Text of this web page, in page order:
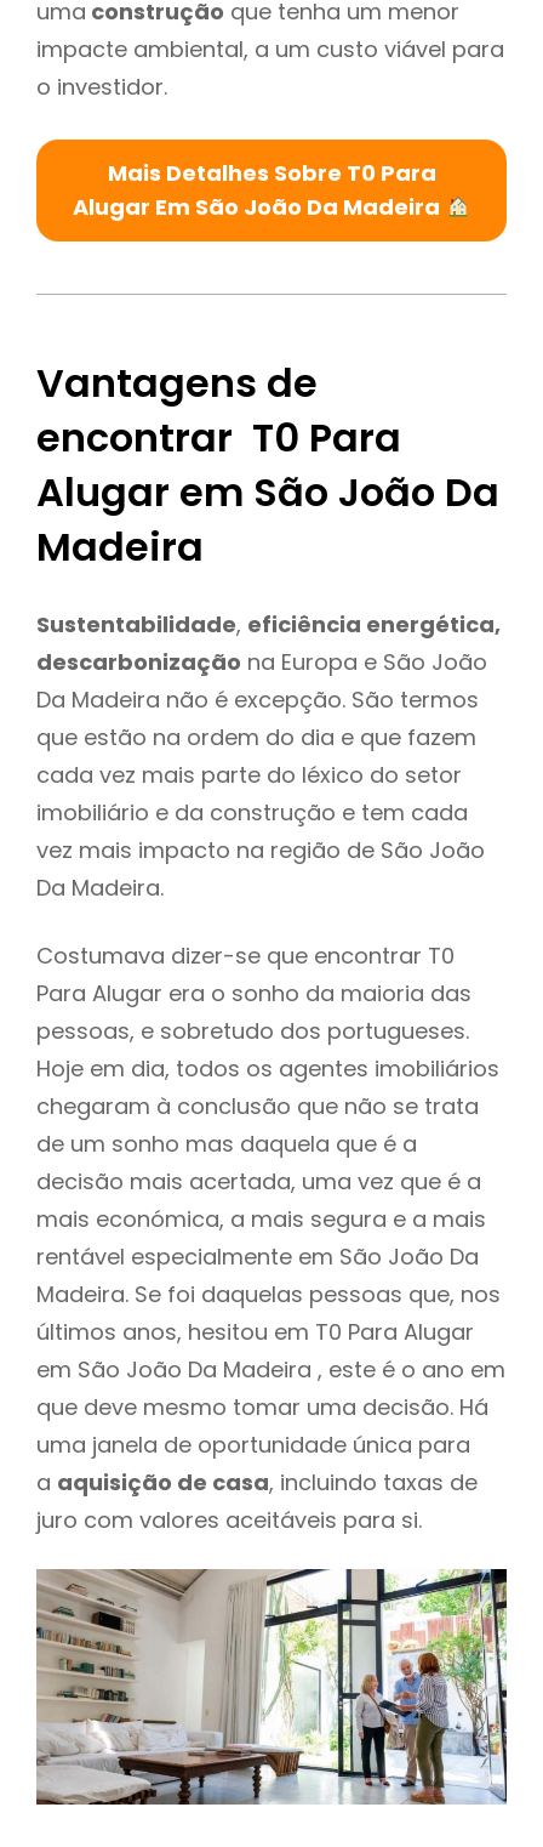
uma construção que tenha um menor
impacte ambiental, a um custo viável para
o investidor.
Mais Detalhes Sobre T0 Para
Alugar Em São João Da Madeira
Vantagens de
encontrar T0 Para
Alugar em São João Da
Madeira
Sustentabilidade, eficiência energética,
descarbonização na Europa e São João
Da Madeira não é excepção. São termos
que estão na ordem do dia e que fazem
cada vez mais parte do léxico do setor
imobiliário e da construção e tem cada
vez mais impacto na região de São João
Da Madeira.
Costumava dizer-se que encontrar T0
Para Alugar era o sonho da maioria das
pessoas, e sobretudo dos portugueses.
Hoje em dia, todos os agentes imobiliários
chegaram à conclusão que não se trata
de um sonho mas daquela que é a
decisão mais acertada, uma vez que é a
mais económica, a mais segura e a mais
rentável especialmente em São João Da
Madeira. Se foi daquelas pessoas que, nos
últimos anos, hesitou em T0 Para Alugar
em São João Da Madeira , este é o ano em
que deve mesmo tomar uma decisão. Há
uma janela de oportunidade única para
a aquisição de casa, incluindo taxas de
juro com valores aceitáveis para si.